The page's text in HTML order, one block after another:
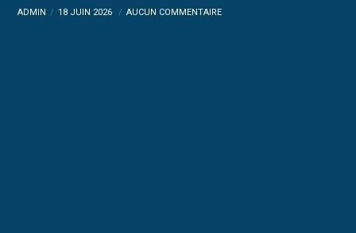
ADMIN 18 JUIN 2026 AUCUN COMMENTAIRE